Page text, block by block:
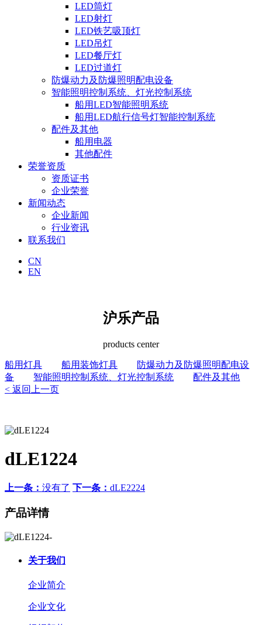
LED筒灯
LED射灯
LED铁艺吸顶灯
LED吊灯
LED餐厅灯
LED过道灯
防爆动力及防爆照明配电设备
智能照明控制系统、灯光控制系统
船用LED智能照明系统
船用LED航行信号灯智能控制系统
配件及其他
船用电器
其他配件
荣誉资质
资质证书
企业荣誉
新闻动态
企业新闻
行业资讯
联系我们
CN
EN
沪乐产品
products center
船用灯具 船用装饰灯具
防爆动力及防爆照明配电设
备
智能照明控制系统、灯光控制系统
配件及其他
< 返回上一页
dLE1224
上一条： 没有了 下一条： dLE2224
产品详情
关于我们
企业简介
企业文化